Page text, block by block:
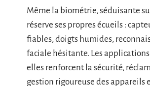
Même la biométrie, séduisante
réserve ses propres écueils :
fiables, doigts humides,
faciale hésitante. Les applications
elles renforcent la sécurité,
gestion rigoureuse des appareils